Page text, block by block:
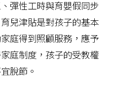
彈性工時與育嬰假同步
兒津貼是對孩子的基本
庭得到照顧服務，應予
庭制度，孩子的受教權
脫節。